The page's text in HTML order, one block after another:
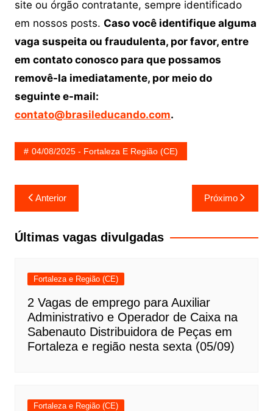
site ou órgão contratante, sempre identificado
em nossos posts. Caso você identifique alguma
vaga suspeita ou fraudulenta, por favor, entre
em contato conosco para que possamos
removê-la imediatamente, por meio do
seguinte e-mail:
contato@brasileducando.com.
04/08/2025 - Fortaleza E Região (CE)
Navegação
de
Post
Anterior Próximo
Últimas vagas divulgadas
Fortaleza e Região (CE)
2 Vagas de emprego para Auxiliar
Administrativo e Operador de Caixa na
Sabenauto Distribuidora de Peças em
Fortaleza e região nesta sexta (05/09)
Fortaleza e Região (CE)